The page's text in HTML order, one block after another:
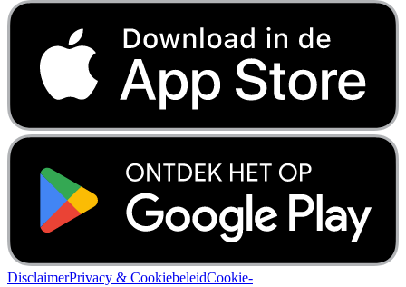
DisclaimerPrivacy & CookiebeleidCookie-